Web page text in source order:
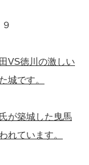
VS徳川の激しい
城です。
が築城した曳馬
れています。